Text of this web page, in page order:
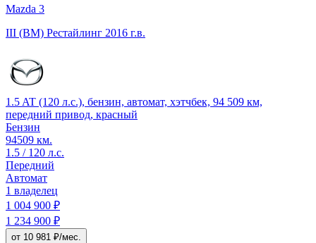
Mazda 3
III (BM) Рестайлинг 2016 г.в.
1.5 AT (120 л.с.), бензин, автомат, хэтчбек, 94 509 км,
передний привод, красный
Бензин
94509 км.
1.5 / 120 л.с.
Передний
Автомат
1 владелец
1 004 900 ₽
1 234 900 ₽
от 10 981 ₽/мес.